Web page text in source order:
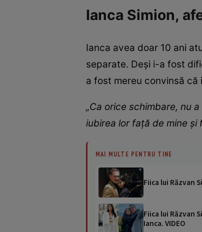
Ianca Simion,
Ianca avea doar 10 ani
separate. Deși i-a fost
a fost mereu convinsă
„Ca orice schimbare, nu
iubirea lor față de mine și
MAI MULTE PENTRU TINE
Fiica lui Răzvan
Fiica lui Răzvan
Ianca. VIDEO